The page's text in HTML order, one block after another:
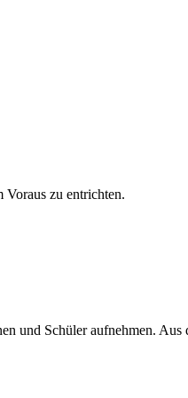
zu entrichten.
und Schüler aufnehmen.